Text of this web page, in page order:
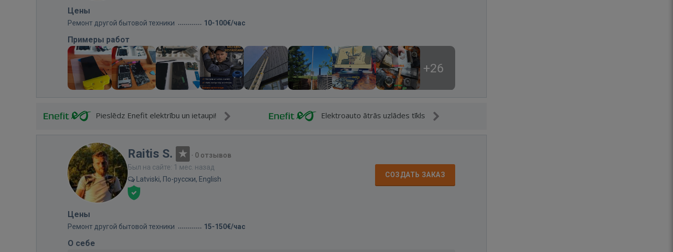
Цены
Ремонт другой бытовой техники 10-100€/час
Примеры работ
+26
Pieslēdz Enefit elektrību un ietaupi! Elektroauto ātrās uzlādes tīkls
Raitis S. · 0 отзывов
Был на сайте: 1 мес. назад
Latviski, По-русски, English
СОЗДАТЬ ЗАКАЗ
Цены
Ремонт другой бытовой техники 15-150€/час
О себе